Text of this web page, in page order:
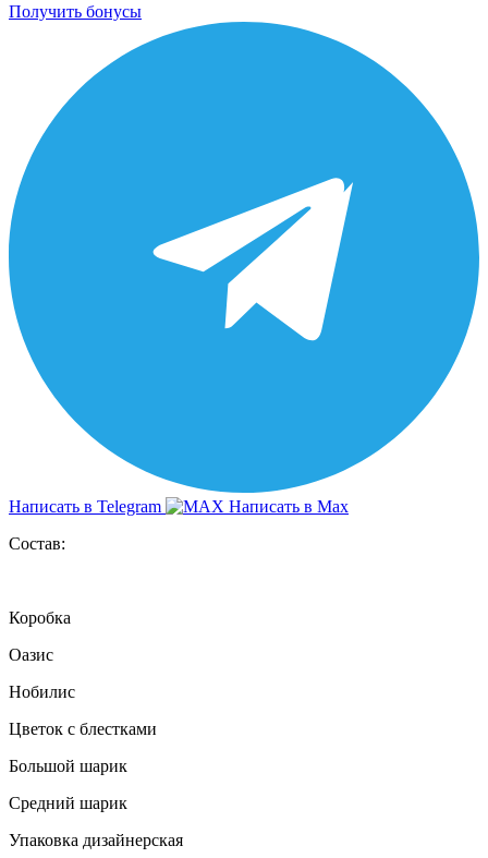
Получить бонусы
Написать в Telegram
Написать в Max
Состав:
Коробка
Оазис
Нобилис
Цветок с блестками
Большой шарик
Средний шарик
Упаковка дизайнерская